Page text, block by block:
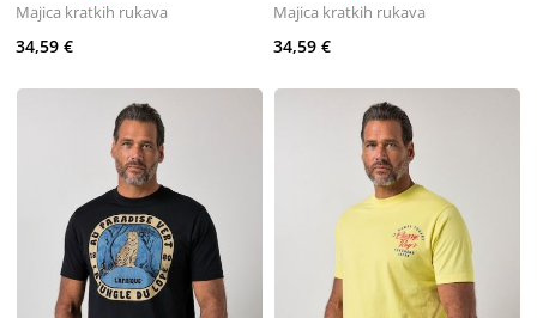
Majica kratkih rukava
34,59 €
Majica kratkih rukava
34,59 €